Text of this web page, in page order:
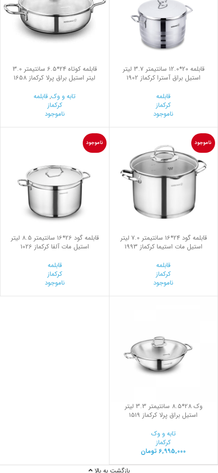
قابلمه 20*12.0 سانتیمتر 3.7 لیتر
استیل براق آسترا کرکماز 1902
قابلمه
کرکماز
ناموجود
قابلمه کوتاه 24*6.5 سانتیمتر 3.0
لیتر استیل براق پرلا کرکماز 1658
تابه و وک,قابلمه
کرکماز
ناموجود
ناموجود
قابلمه گود 24*16 سانتیمتر 7.0 لیتر
استیل مات استیما کرکماز 1993
قابلمه
کرکماز
ناموجود
ناموجود
قابلمه گود 26*16 سانتیمتر 8.5 لیتر
استیل مات آلفا کرکماز 1026
قابلمه
کرکماز
ناموجود
وک 28*8.5 سانتیمتر 3.3 لیتر
استیل براق پرلا کرکماز 1519
تابه و وک
کرکماز
6,995,000 تومان
بازگشت به بالا